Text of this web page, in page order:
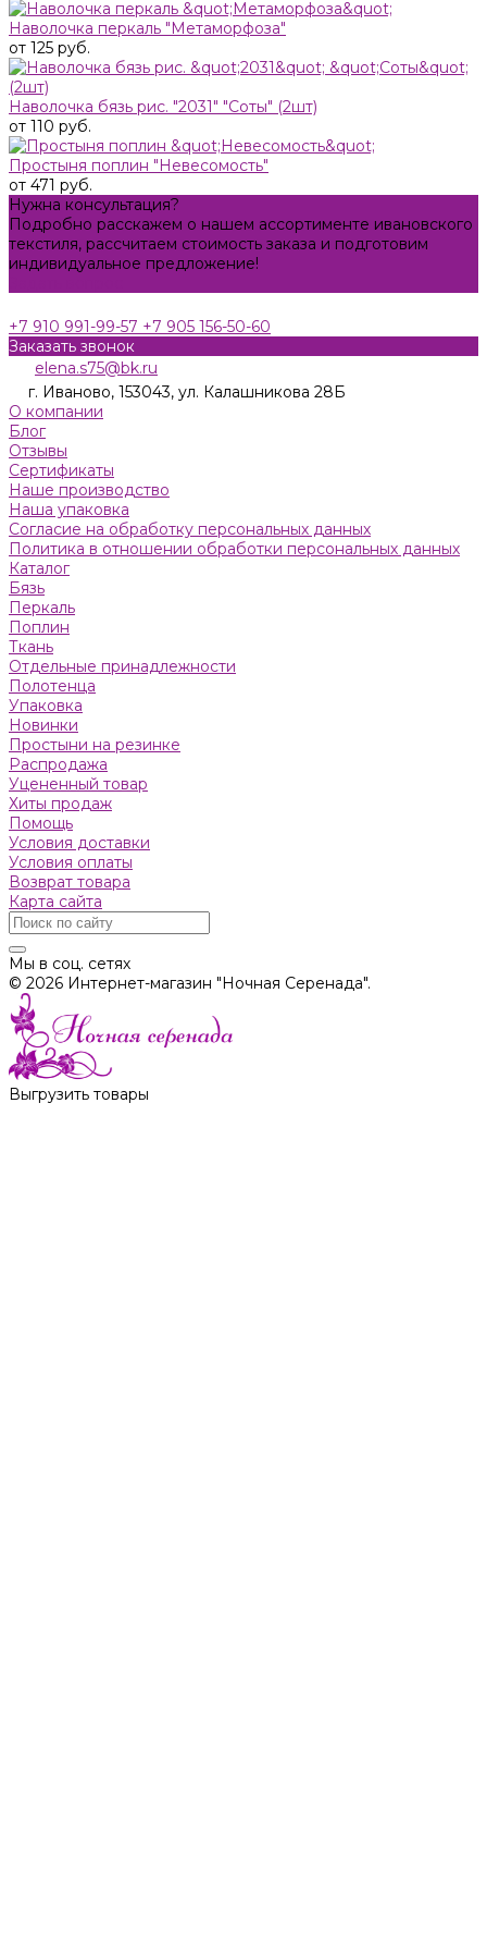
Наволочка перкаль "Метаморфоза"
от 125 руб.
Наволочка бязь рис. "2031" "Соты" (2шт)
от 110 руб.
Простыня поплин "Невесомость"
от 471 руб.
Нужна консультация?
Подробно расскажем о нашем ассортименте ивановского
текстиля, рассчитаем стоимость заказа и подготовим
индивидуальное предложение!
+7 910 991-99-57 +7 905 156-50-60
Заказать звонок
elena.s75@bk.ru
г. Иваново, 153043, ул. Калашникова 28Б
О компании
Блог
Отзывы
Сертификаты
Наше производство
Наша упаковка
Согласие на обработку персональных данных
Политика в отношении обработки персональных данных
Каталог
Бязь
Пeркaль
Поплин
Ткань
Отдельные принадлежности
Полотенца
Упаковка
Новинки
Простыни на резинке
Распродажа
Уцененный товар
Хиты продаж
Помощь
Условия доставки
Условия оплаты
Возврат товара
Карта сайта
Мы в соц. сетях
© 2026 Интернет-магазин "Ночная Серенада".
Выгрузить товары